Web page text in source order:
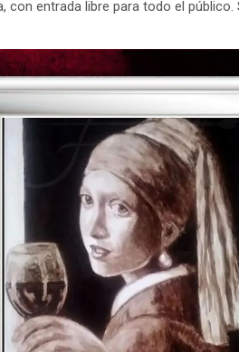
con entrada libre para todo el